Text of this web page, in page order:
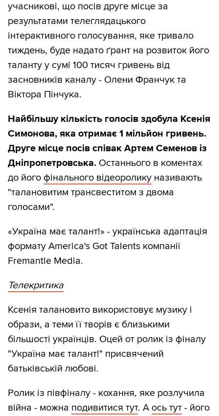
учасникові, що посів друге місце за
результатами телеглядацького
інтерактивного голосування, яке тривало
тиждень, буде надато ґрант на розвиток його
таланту у сумі 100 тисяч гривень від
засновників каналу - Олени Франчук та
Віктора Пінчука.
Найбільшу кількість голосів здобула Ксенія
Симонова, яка отримає 1 мільйон гривень.
Друге місце посів співак Артем Семенов із
Дніпропетровська. Останнього в коментах
до його фінального відеоролику називають
"талановитим трансвеститом з двома
голосами".
«Україна має талант!» - українська адаптація
формату America's Got Talents компанії
Fremantle Media.
Телекритика
Ксенія талановито використовує музику і
образи, а теми її творів є близькими
більшості українців. Оцей от ролик із фіналу
"Україна має талант!" присвячений
батьківській любові.
Ролик із півфіналу - кохання, яке розлучила
війна - можна подивитися тут. А ось тут - його